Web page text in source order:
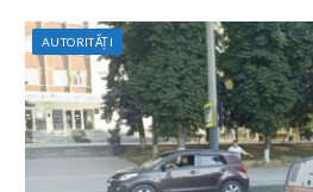
AUTORITĂȚI